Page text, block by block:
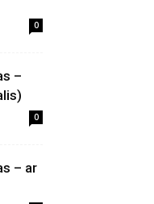
0
–
0
– ar